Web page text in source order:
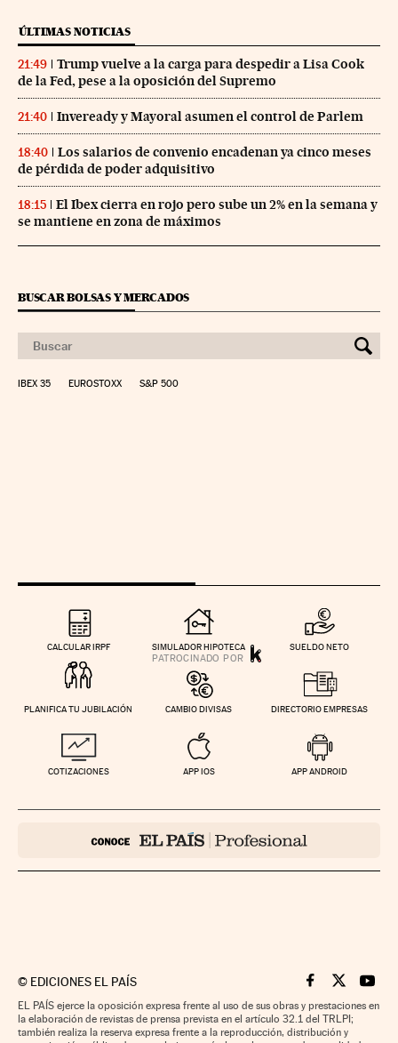
ÚLTIMAS NOTICIAS
21:49
Trump vuelve a la carga para despedir a Lisa Cook
de la Fed, pese a la oposición del Supremo
21:40 Inveready y Mayoral asumen el control de Parlem
18:40
Los salarios de convenio encadenan ya cinco meses
de pérdida de poder adquisitivo
18:15
El Ibex cierra en rojo pero sube un 2% en la semana y
se mantiene en zona de máximos
BUSCAR BOLSAS Y MERCADOS
IBEX 35 EUROSTOXX S&P 500
CALCULAR IRPF SIMULADOR HIPOTECA SUELDO NETO
PLANIFICA TU JUBILACIÓN CAMBIO DIVISAS DIRECTORIO EMPRESAS
COTIZACIONES APP IOS APP ANDROID
© EDICIONES EL PAÍS Cinco Días en
Cinco Días
Cinco
EL PAÍS ejerce la oposición expresa frente al uso de sus obras y prestaciones en
la elaboración de revistas de prensa prevista en el artículo 32.1 del TRLPI;
también realiza la reserva expresa frente a la reproducción, distribución y